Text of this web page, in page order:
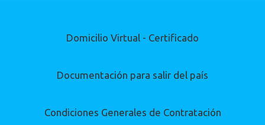
Domicilio Virtual - Certificado
Documentación para salir del país
Condiciones Generales de Contratación